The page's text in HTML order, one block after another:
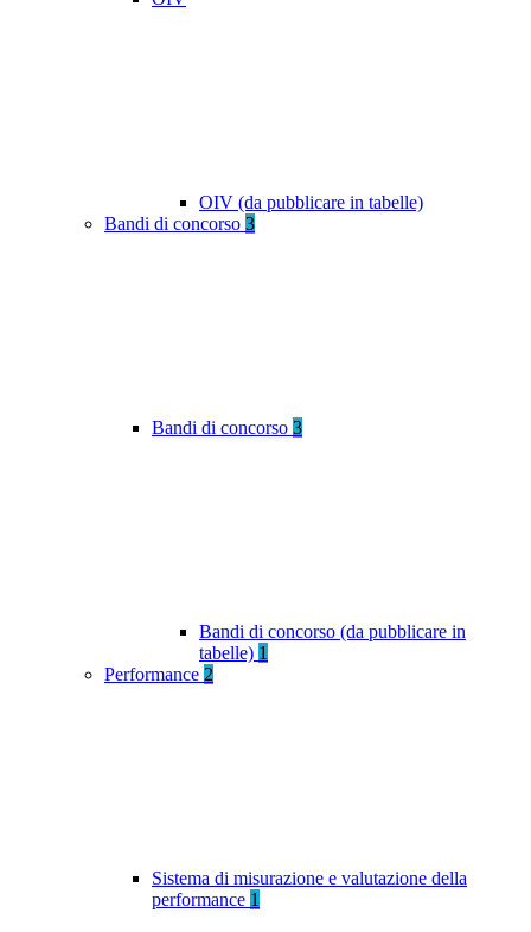
OIV (da pubblicare in tabelle)
Bandi di concorso 3
Bandi di concorso 3
Bandi di concorso (da pubblicare in
tabelle) 1
Performance 2
Sistema di misurazione e valutazione della
performance 1